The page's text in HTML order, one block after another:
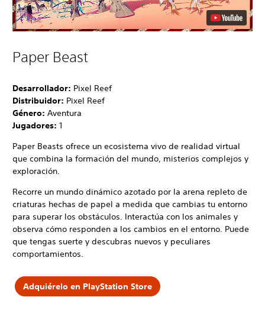
Paper Beast
Desarrollador: Pixel Reef
Distribuidor: Pixel Reef
Género: Aventura
Jugadores: 1
Paper Beasts ofrece un ecosistema vivo de realidad virtual
que combina la formación del mundo, misterios complejos y
exploración.
Recorre un mundo dinámico azotado por la arena repleto de
criaturas hechas de papel a medida que cambias tu entorno
para superar los obstáculos. Interactúa con los animales y
observa cómo responden a los cambios en el entorno. Puede
que tengas suerte y descubras nuevos y peculiares
comportamientos.
Adquiérelo en PlayStation Store